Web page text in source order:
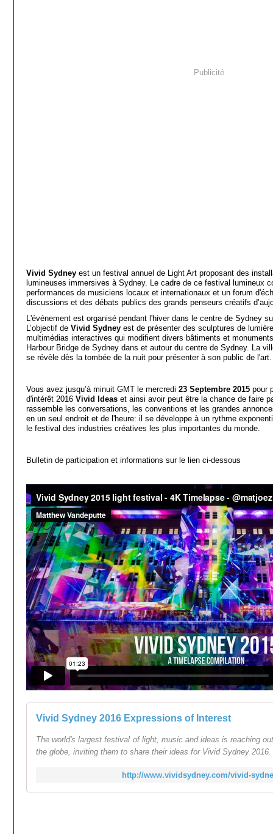
Publicité
Vivid Sydney est un festival annuel de Light Art proposant des
lumineuses immersives à Sydney. Le cadre de ce festival lumineux
performances de musiciens locaux et internationaux et un forum
discussions et des débats publics des grands penseurs créatifs
L'événement est organisé pendant l'hiver dans le centre de Sydney
L’objectif de Vivid Sydney est de présenter des sculptures de
multimédias interactives qui modifient divers bâtiments et
Harbour Bridge de Sydney dans et autour du centre de Sydney. La
se révèle dès la tombée de la nuit pour présenter à son public de l'art.
Vous avez jusqu’à minuit GMT le mercredi 23 Septembre 2015 pour
d'intérêt 2016 Vivid Ideas et ainsi avoir peut être la chance de faire
rassemble les conversations, les conventions et les grandes
en un seul endroit et de l'heure: il se développe à un rythme
le festival des industries créatives les plus importantes du monde.
Bulletin de participation et informations sur le lien ci-dessous
Vivid Sydney 2016 Expressions of Interest
The world's largest festival of light, music and ideas is reaching
the globe, inviting them to share their ideas for Vivid Sydney
http://www.vividsydney.com/vivid-